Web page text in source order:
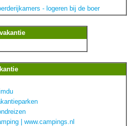
- logeren bij de boer
| www.campings.nl